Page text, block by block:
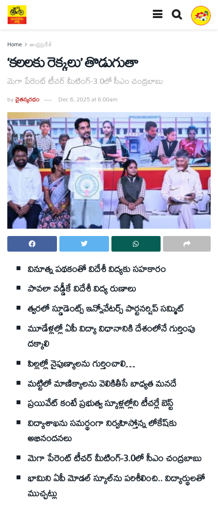
Home ఆంధ్రప్రదేశ్
‘కలలకు రెక్కలు’ తొడుగుతా
మెగా పేరెంట్‌ టీచర్‌ మీటింగ్‌-3.0లో సీఎం చంద్రబాబు
byచైతన్యరధం Dec 6, 2025 at 6:00am
వినూత్న పథకంతో విదేశీ విద్యకు సహకారం
పావలా వడ్డీకే విదేశీ విద్య రుణాలు
త్వరలో స్డూడెంట్స్‌ ఇన్నోవేటర్స్‌ పార్టనర్షిప్‌ సమ్మిట్‌
మూడేళ్లల్లో ఏపీ విద్యా విధానానికి దేశంలోనే గుర్తింపు
దక్కాలి
పిల్లల్లో నైపుణ్యాలను గుర్తించాలి…
మట్టిలో మాణిక్యాలను వెలికితీసే బాధ్యత మనదే
ప్రయివేట్‌ కంటే ప్రభుత్వ స్కూళ్లల్లోని టీచర్లే బెస్ట్‌
విద్యాశాఖను సమర్థంగా నిర్వహిస్తోన్న లోకేష్‌కు
అభినందనలు
మెగా పేరెంట్‌ టీచర్‌ మీటింగ్‌-3.0లో సీఎం చంద్రబాబు
భామిని ఏపీ మోడల్‌ స్కూల్‌ను పరిశీలించి.. విద్యార్థులతో
ముచ్చట్లు